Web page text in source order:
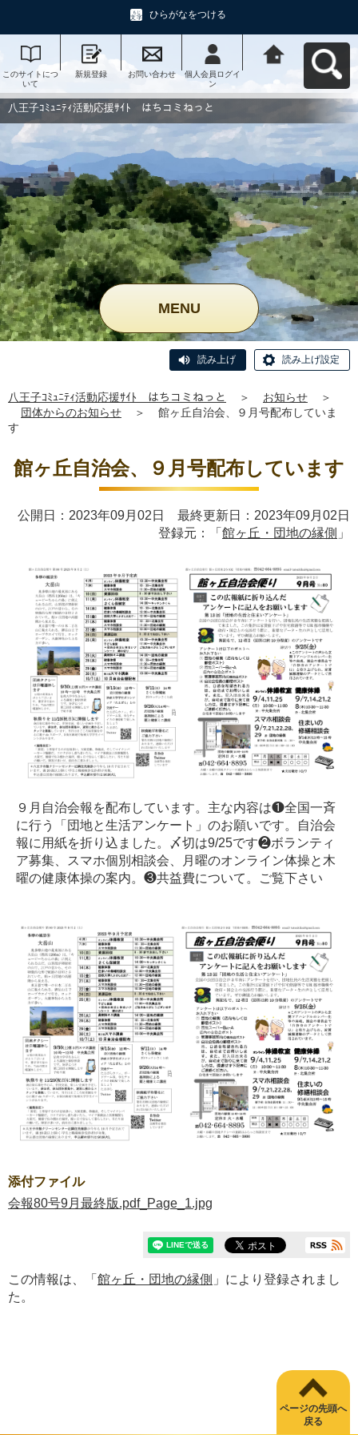
ひらがなをつける
このサイトにつ
いて
新規登録 お問い合わせ
個人会員ログイ
ン
動応援ｻｲﾄ はち
コミねっとへ戻
八王子ｺﾐｭﾆﾃｨ活動応援ｻｲﾄ はちコミねっと
MENU
読み上げ 読み上げ設定
八王子ｺﾐｭﾆﾃｨ活動応援ｻｲﾄ はちコミねっと ＞ お知らせ
＞
団体からのお知らせ
＞
館ヶ丘自治会、９月号配布していま
す
館ヶ丘自治会、９月号配布しています
公開日：2023年09月02日 最終更新日：2023年09月02日
登録元：「 館ヶ丘・団地の縁側 」
９月自治会報を配布しています。主な内容は❶全国一斉
に行う「団地と生活アンケート」のお願いです。自治会
報に用紙を折り込ました。〆切は9/25です❷ボランティ
ア募集、スマホ個別相談会、月曜のオンライン体操と木
曜の健康体操の案内。❸共益費について。ご覧下さい
添付ファイル
会報80号9月最終版.pdf_Page_1.jpg
この情報は、「 館ヶ丘・団地の縁側 」により登録されまし
た。
ページの先頭へ
戻る